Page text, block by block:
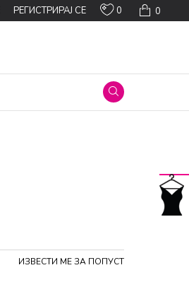
0
0
РЕГИСТРИРАЈ СЕ
ИЗВЕСТИ МЕ ЗА ПОПУСТ